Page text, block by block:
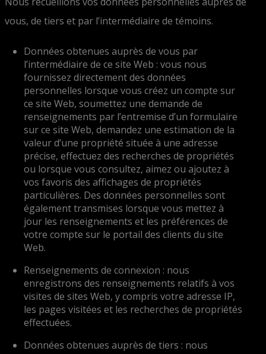
vous, de tiers et par l’intermédiaire de témoins.
Données obtenues auprès de vous par
l’intermédiaire de ce site Web : vous nous
fournissez directement des données
personnelles lorsque vous créez un compte sur
ce site Web, soumettez une demande de
renseignements par l’entremise d’un formulaire
sur ce site Web, demandez une estimation de la
valeur d’une propriété située à une adresse
précise, effectuez des recherches de propriétés
ou lorsque vous consultez, aimez ou ajoutez à
vos favoris des affichages de propriétés
particulières. Des données personnelles sont
également transmises lorsque vous mettez à
jour les renseignements et les préférences de
votre compte sur le portail des clients du site
Web.
Renseignements de connexion : nous
enregistrons des renseignements relatifs à vos
visites de sites Web, y compris votre adresse IP,
les pages visitées et les recherches de propriétés
effectuées.
Données obtenues auprès de tiers : nous